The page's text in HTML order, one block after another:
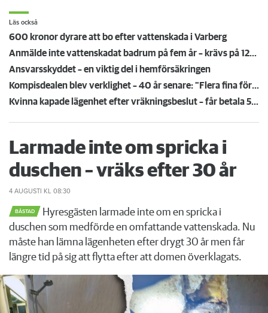
Läs också
600 kronor dyrare att bo efter vattenskada i Varberg
Anmälde inte vattenskadat badrum på fem år – krävs på 125 000 kronor
Ansvarsskyddet – en viktig del i hemförsäkringen
Kompisdealen blev verklighet – 40 år senare: "Flera fina fördelar med att dela bostad"
Kvinna kapade lägenhet efter vräkningsbeslut – får betala 50 000
Larmade inte om spricka i
duschen – vräks efter 30 år
4 AUGUSTI KL 08:30
BÅSTAD
Hyresgästen larmade inte om en spricka i
duschen som medförde en omfattande vattenskada. Nu
måste han lämna lägenheten efter drygt 30 år men får
längre tid på sig att flytta efter att domen överklagats.